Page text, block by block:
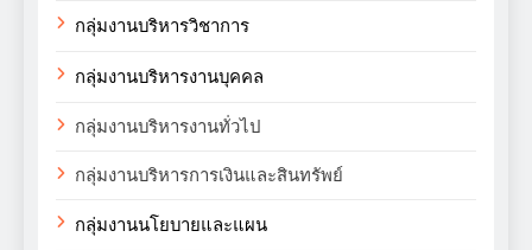
กลุ่มงานบริหารวิชาการ
กลุ่มงานบริหารงานบุคคล
กลุ่มงานบริหารงานทั่วไป
กลุ่มงานบริหารการเงินและสินทรัพย์
กลุ่มงานนโยบายและแผน